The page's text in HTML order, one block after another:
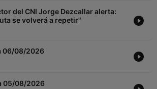
del CNI Jorge Dezcallar alerta:
se volverá a repetir"
06/08/2026
05/08/2026